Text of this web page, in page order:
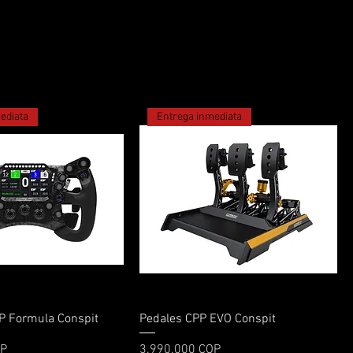
Vista rápida
Formula Conspit
Vista rápida
Entrega inmediata
Pedales CPP EVO Conspit
Precio